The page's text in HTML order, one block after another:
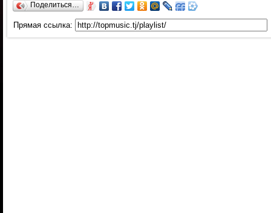
Поделиться…
Прямая ссылка: